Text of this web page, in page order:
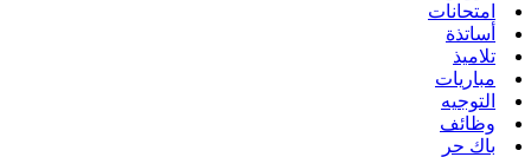
امتحانات
أساتذة
تلاميذ
مباريات
التوجيه
وظائف
باك حر